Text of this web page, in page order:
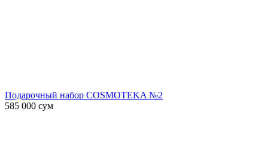
Подарочный набор COSMOTEKA №2
585 000 сум